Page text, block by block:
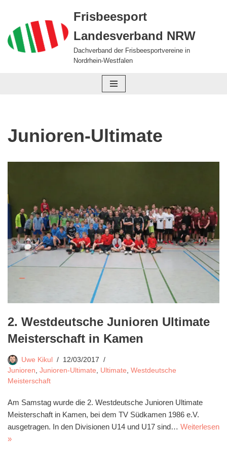
Zum
Inhalt
springen
Frisbeesport
Landesverband NRW
Dachverband der Frisbeesportvereine in
Nordrhein-Westfalen
Junioren-Ultimate
2. Westdeutsche Junioren Ultimate
Meisterschaft in Kamen
Uwe Kikul
12/03/2017
Junioren Junioren-Ultimate Ultimate Westdeutsche
Meisterschaft
Am Samstag wurde die 2. Westdeutsche Junioren Ultimate
Meisterschaft in Kamen, bei dem TV Südkamen 1986 e.V.
ausgetragen. In den Divisionen U14 und U17 sind… Weiterlesen
»